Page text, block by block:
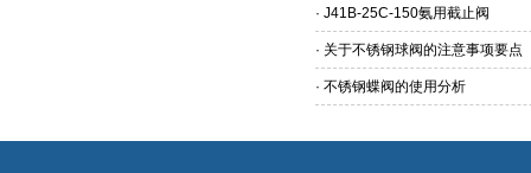
· J41B-25C-150氨用截止阀
· 关于不锈钢球阀的注意事项要点
· 不锈钢蝶阀的使用分析